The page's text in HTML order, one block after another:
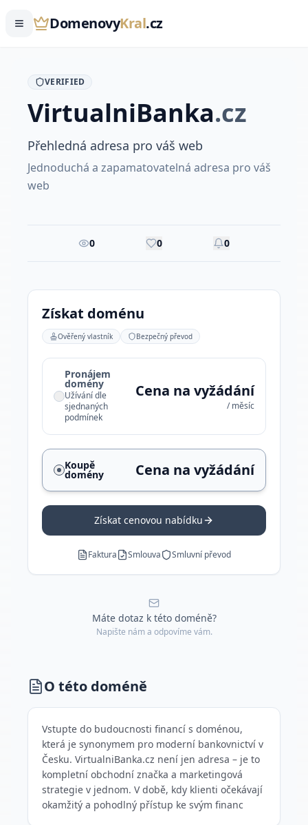
DomenovyKral.cz
VERIFIED
VirtualniBanka.cz
Přehledná adresa pro váš web
Jednoduchá a zapamatovatelná adresa pro váš
web
0 0 0
Získat doménu
Ověřený vlastník Bezpečný převod
Pronájem
domény
Užívání dle
sjednaných
podmínek
Cena na vyžádání
/ měsíc
Koupě
domény Cena na vyžádání
Získat cenovou nabídku
Faktura Smlouva Smluvní převod
Máte dotaz k této doméně?
Napište nám a odpovíme vám.
O této doméně
Vstupte do budoucnosti financí s doménou,
která je synonymem pro moderní bankovnictví v
Česku. VirtualniBanka.cz není jen adresa – je to
kompletní obchodní značka a marketingová
strategie v jednom. V době, kdy klienti očekávají
okamžitý a pohodlný přístup ke svým financ